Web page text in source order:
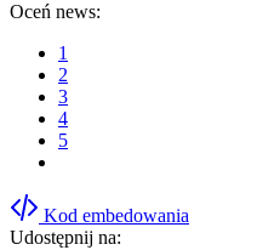
Oceń news:
1
2
3
4
5
Kod embedowania
Udostępnij na: